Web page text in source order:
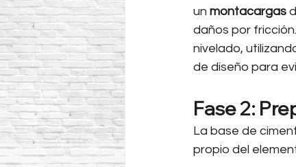
un montacargas
daños por
nivelado,
de diseño para
Fase 2:
La base de
propio del